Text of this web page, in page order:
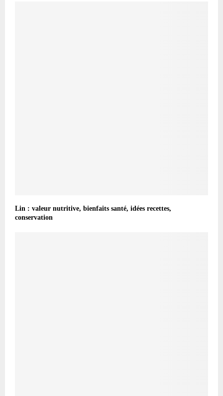
Lin : valeur nutritive, bienfaits santé, idées recettes,
conservation